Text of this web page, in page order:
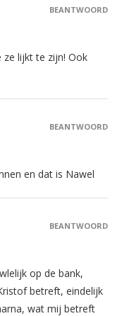
ze lijkt te zijn! Ook
BEANTWOORD
en dat is Nawel
BEANTWOORD
op de bank,
betreft, eindelijk
wat mij betreft
BEANTWOORD